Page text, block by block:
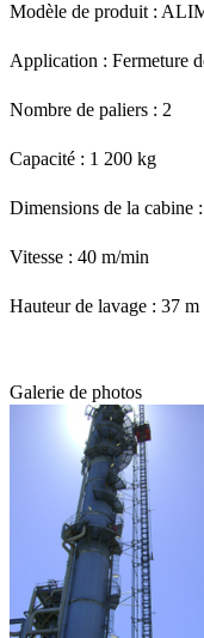
Modèle de produit :
Application : Fermeture
Nombre de paliers : 2
Capacité : 1 200 kg
Dimensions de la cabine
Vitesse : 40 m/min
Hauteur de lavage : 37 m
Galerie de photos